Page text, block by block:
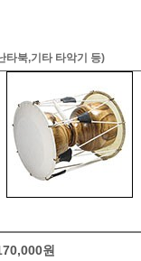
타북,기타 타악기 등)
원